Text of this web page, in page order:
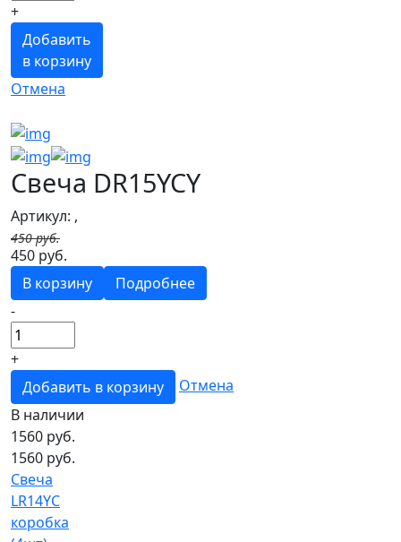
+
Добавить
в корзину
Отмена
Свеча DR15YCY
Артикул: ,
450 руб.
450 руб.
В корзину
Подробнее
-
+
Добавить в корзину
Отмена
В наличии
1560 руб.
1560 руб.
Свеча
LR14YC
коробка